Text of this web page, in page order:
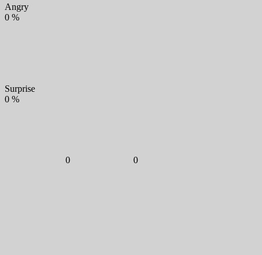
Angry
0 %
Surprise
0 %
0 0